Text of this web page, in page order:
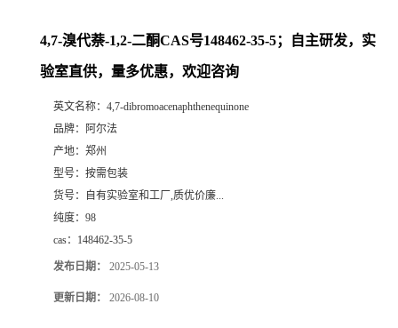
厅4,7-溴代萘-1,2-二酮CAS号148462-35-5；自主研发，实
验室直供，量多优惠，欢迎咨询
英文名称： 4,7-dibromoacenaphthenequinone
品牌：
阿尔法
产地： 郑州
型号： 按需包装
货号：
自有实验室和工厂,质优价廉...
纯度： 98
cas： 148462-35-5
发布日期： 2025-05-13
更新日期： 2026-08-10